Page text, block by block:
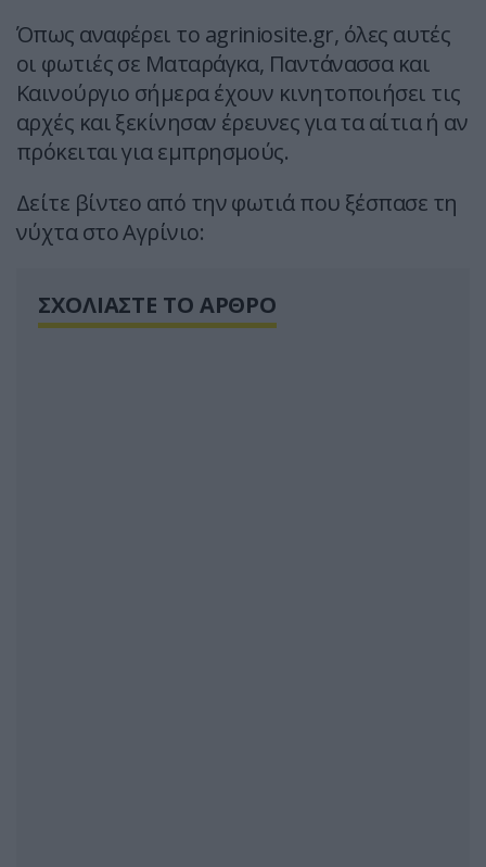
Όπως αναφέρει το agriniosite.gr, όλες αυτές
οι φωτιές σε Ματαράγκα, Παντάνασσα και
Καινούργιο σήμερα έχουν κινητοποιήσει τις
αρχές και ξεκίνησαν έρευνες για τα αίτια ή αν
πρόκειται για εμπρησμούς.
Δείτε βίντεο από την φωτιά που ξέσπασε τη
νύχτα στο Αγρίνιο:
ΣΧΟΛΙΑΣΤΕ ΤΟ ΑΡΘΡΟ